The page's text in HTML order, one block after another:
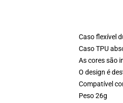
Caso flexível
Caso TPU
As cores são
O design é
Compatível
Peso 26g